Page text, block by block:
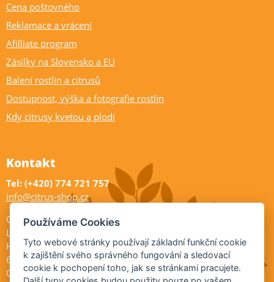
Cena poštovného
Reklamace a vrácení
Afilliate program
Zásilky na Slovensko a EU
Balení rostlin a citrusů
Dostupnost, výška a fotografie rostlin
Kdy citrusy kvetou a plodí
Kontakt
Tel: (+420) 774 721 757
info@citrus-shop.cz
Citrus shop zahradnictví
Legionářů 2
Hodonín
695 01
Otevřeno:
Používáme Cookies
Tyto webové stránky používají základní funkční cookie
k zajištění svého správného fungování a sledovací
cookie k pochopení toho, jak se stránkami pracujete.